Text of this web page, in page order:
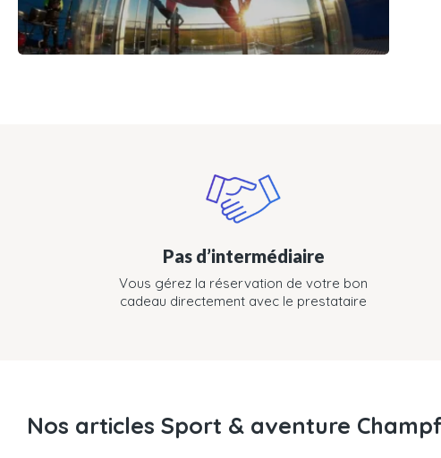
Pas d’intermédiaire
Vous gérez la réservation de votre bon
cadeau directement avec le prestataire
Nos articles Sport & aventure